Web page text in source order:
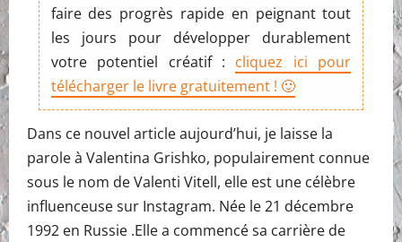
faire des progrès rapide en peignant tout
les jours pour développer durablement
votre potentiel créatif : cliquez ici pour
télécharger le livre gratuitement ! 🙂
Dans ce nouvel article aujourd’hui, je laisse la
parole à Valentina Grishko, populairement connue
sous le nom de Valenti Vitell, elle est une célèbre
influenceuse sur Instagram. Née le 21 décembre
1992 en Russie .Elle a commencé sa carrière de